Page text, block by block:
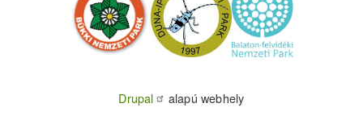
Drupal alapú webhely